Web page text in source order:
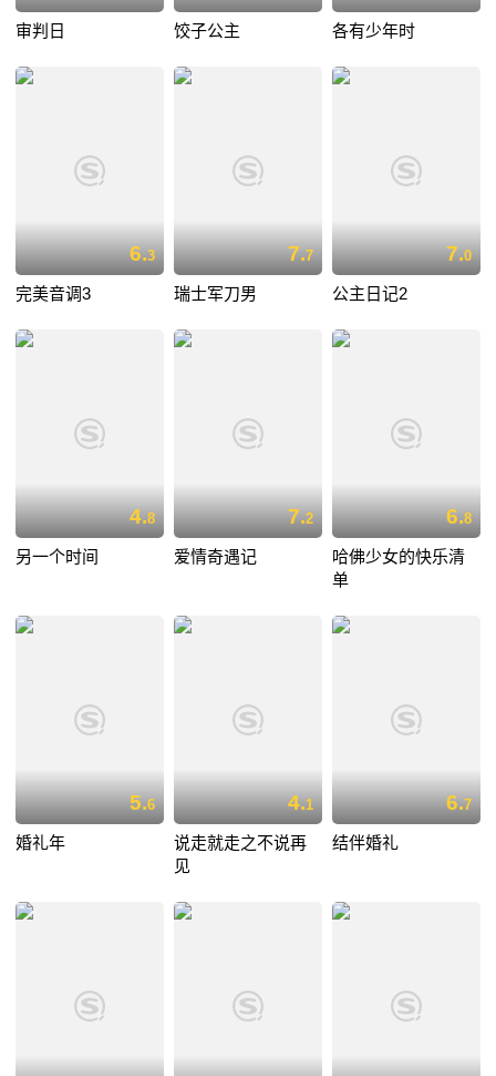
审判日 饺子公主 各有少年时
6.3
完美音调3
7.7
瑞士军刀男
7.0
公主日记2
4.8
另一个时间
7.2
爱情奇遇记
6.8
哈佛少女的快乐清
单
5.6
婚礼年
4.1
说走就走之不说再
见
6.7
结伴婚礼